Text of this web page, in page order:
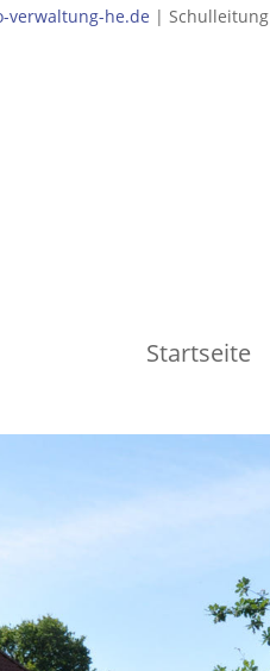
verwaltung-he.de | Schulleitung
Startseite